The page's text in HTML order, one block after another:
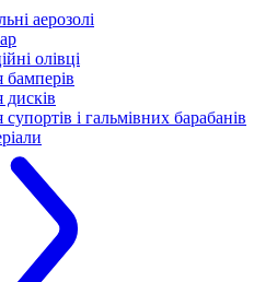
аерозолі
олівці
і гальмівних барабанів